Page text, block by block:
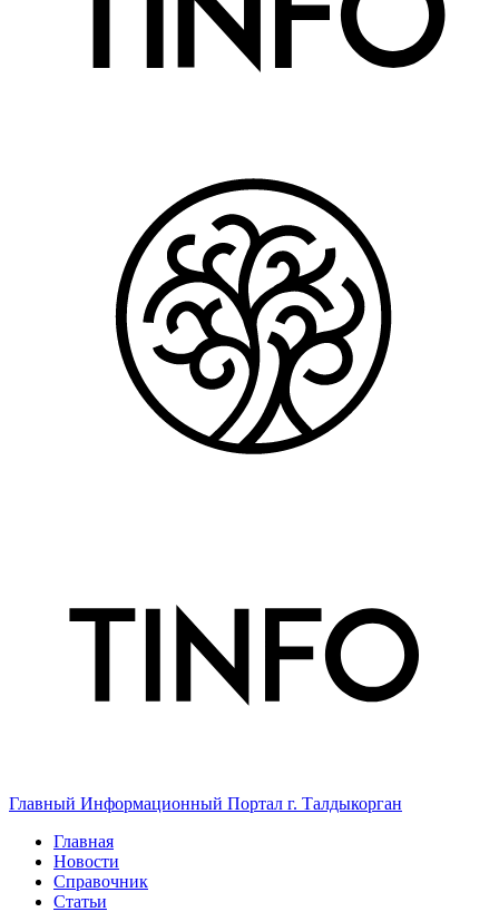
Главный Информационный Портал г. Талдыкорган
Главная
Новости
Справочник
Статьи